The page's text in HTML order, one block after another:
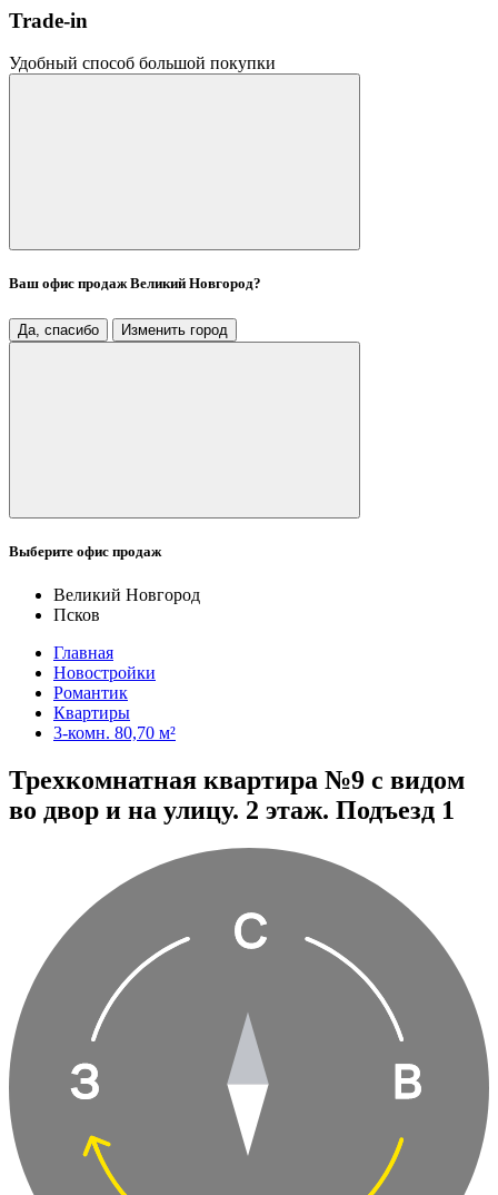
Trade-in
Удобный способ большой покупки
Ваш офис продажВеликий Новгород?
Да, спасибо Изменить город
Выберите офис продаж
Великий Новгород
Псков
Главная
Новостройки
Романтик
Квартиры
3-комн. 80,70 м²
Трехкомнатная квартира №9 с видом
во двор и на улицу. 2 этаж. Подъезд 1